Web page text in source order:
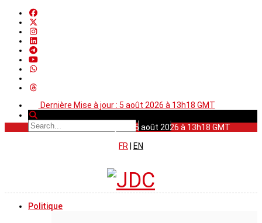
Dernière Mise à jour : 5 août 2026 à 13h18 GMT
Dernière Mise à jour : 5 août 2026 à 13h18 GMT
FR
EN
Politique